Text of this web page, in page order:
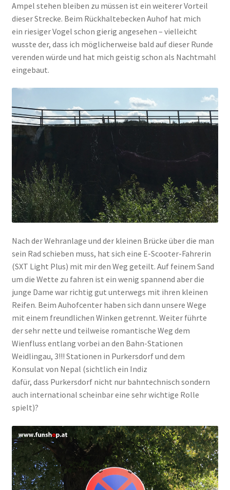
Ampel stehen bleiben zu müssen ist ein weiterer Vorteil
dieser Strecke. Beim Rückhaltebecken Auhof hat mich
ein riesiger Vogel schon gierig angesehen – vielleicht
wusste der, dass ich möglicherweise bald auf dieser Runde
verenden würde und hat mich geistig schon als Nachtmahl
eingebaut.
Nach der Wehranlage und der kleinen Brücke über die man
sein Rad schieben muss, hat sich eine E-Scooter-Fahrerin
(SXT Light Plus) mit mir den Weg geteilt. Auf feinem Sand
um die Wette zu fahren ist ein wenig spannend aber die
junge Dame war richtig gut unterwegs mit ihren kleinen
Reifen. Beim Auhofcenter haben sich dann unsere Wege
mit einem freundlichen Winken getrennt. Weiter führte
der sehr nette und teilweise romantische Weg dem
Wienfluss entlang vorbei an den Bahn-Stationen
Weidlingau, 3!!! Stationen in Purkersdorf und dem
Konsulat von Nepal (sichtlich ein Indiz
dafür, dass Purkersdorf nicht nur bahntechnisch sondern
auch international scheinbar eine sehr wichtige Rolle
spielt)?